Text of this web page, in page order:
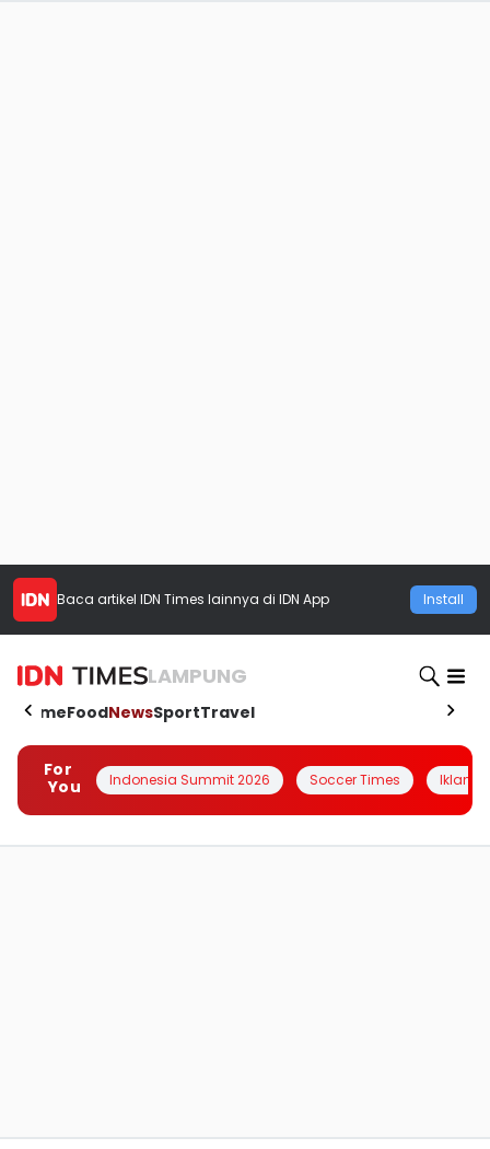
Baca artikel IDN Times lainnya di IDN App Install
LAMPUNG
HomeFoodNewsSportTravel
For
You
Indonesia Summit 2026 Soccer Times Iklanin